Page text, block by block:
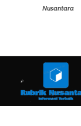
Nusantara